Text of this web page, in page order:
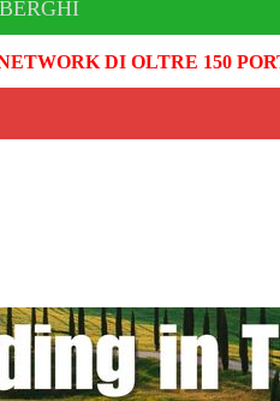
DI OLTRE 150